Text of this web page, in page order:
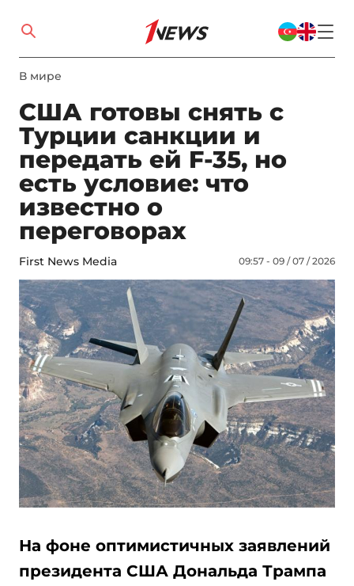
В мире
США готовы снять с
Турции санкции и
передать ей F-35, но
есть условие: что
известно о
переговорах
First News Media 09:57 - 09 / 07 / 2026
На фоне оптимистичных заявлений
президента США Дональда Трампа